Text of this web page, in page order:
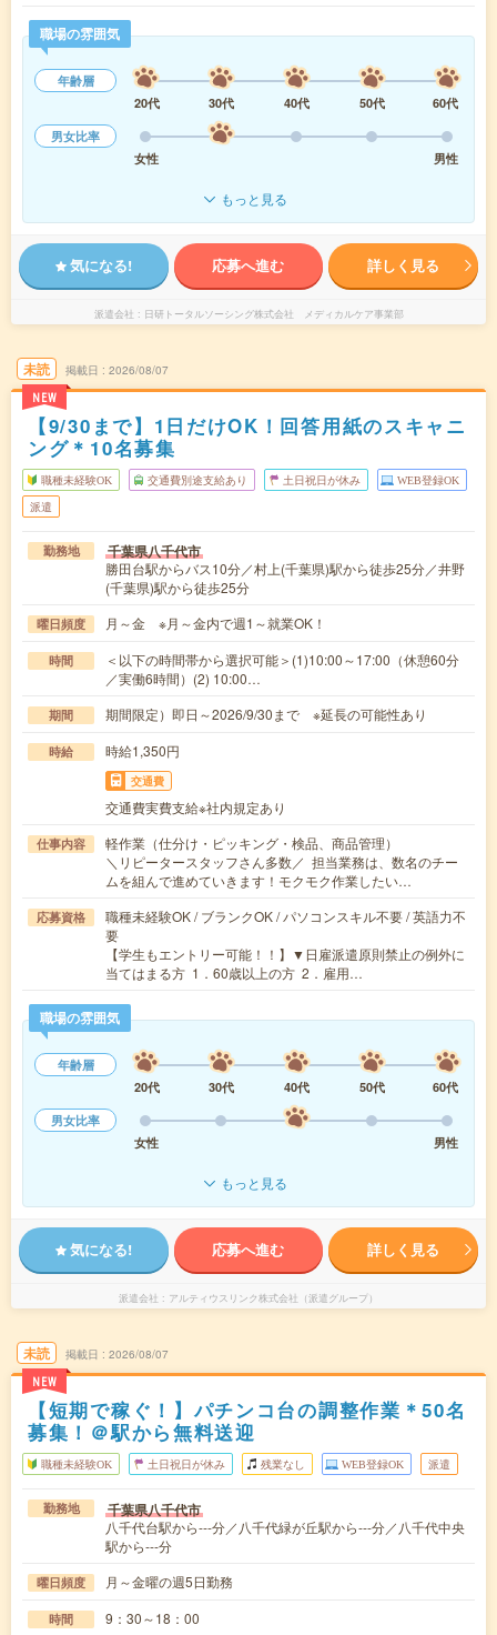
職場の雰囲気
年齢層
20代
30代 40代 50代
60代
男女比率
女性
男性
もっと見る
気になる! 応募へ進む 詳しく見る
派遣会社 日研トータルソーシング株式会社 メディカルケア事業部
未読
NEW
掲載日 2026/08/07
【9/30まで】1日だけOK！回答用紙のスキャニ
ング＊10名募集
職種未経験OK 交通費別途支給あり 土日祝日が休み WEB登録OK
派遣
勤務地 千葉県八千代市
勝田台駅からバス10分／村上(千葉県)駅から徒歩25分／井野
(千葉県)駅から徒歩25分
曜日頻度 月～金 ※月～金内で週1～就業OK！
時間
＜以下の時間帯から選択可能＞(1)10:00～17:00（休憩60分
／実働6時間）(2) 10:00…
期間 期間限定）即日～2026/9/30まで ※延長の可能性あり
時給 時給1,350円
交通費
交通費実費支給※社内規定あり
仕事内容
軽作業（仕分け・ピッキング・検品、商品管理）
＼リピータースタッフさん多数／ 担当業務は、数名のチー
ムを組んで進めていきます！モクモク作業したい…
応募資格
職種未経験OK / ブランクOK / パソコンスキル不要 / 英語力不
要
【学生もエントリー可能！！】▼日雇派遣原則禁止の例外に
当てはまる方 1．60歳以上の方 2．雇用…
職場の雰囲気
年齢層
20代
30代 40代 50代
60代
男女比率
女性
男性
もっと見る
気になる! 応募へ進む 詳しく見る
派遣会社 アルティウスリンク株式会社（派遣グループ）
未読
NEW
掲載日 2026/08/07
【短期で稼ぐ！】パチンコ台の調整作業＊50名
募集！＠駅から無料送迎
職種未経験OK 土日祝日が休み 残業なし WEB登録OK 派遣
勤務地 千葉県八千代市
八千代台駅から---分／八千代緑が丘駅から---分／八千代中央
駅から---分
曜日頻度 月～金曜の週5日勤務
時間 9：30～18：00